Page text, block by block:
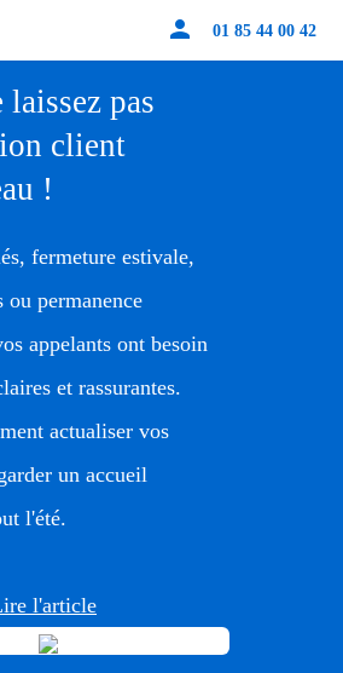
person 01 85 44 00 42
laissez pas
client
!
fermeture estivale,
ou permanence
appelants ont besoin
et rassurantes.
actualiser vos
un accueil
l'été.
l'article